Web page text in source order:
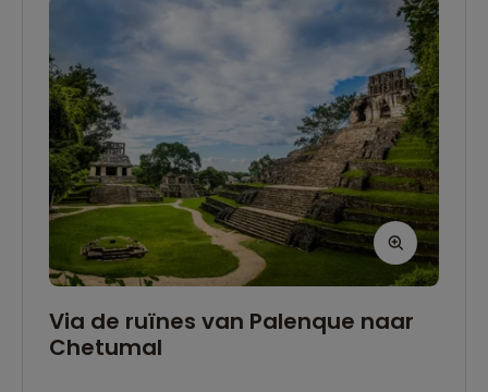
Via de ruïnes van Palenque naar
Chetumal